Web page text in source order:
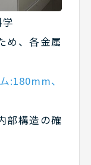
め、各金属
:180mm、
部構造の確